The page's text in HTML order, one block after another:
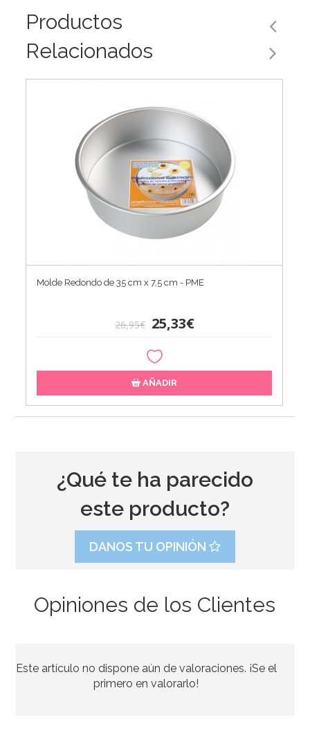
Productos
Relacionados
Molde Redondo de 35 cm x 7,5 cm - PME
26,95€ 25,33€
AÑADIR
54,40€ 50,04€
¿Qué te ha parecido
este producto?
DANOS TU OPINIÓN
Opiniones de los Clientes
Este artículo no dispone aún de valoraciones. ¡Se el
primero en valorarlo!